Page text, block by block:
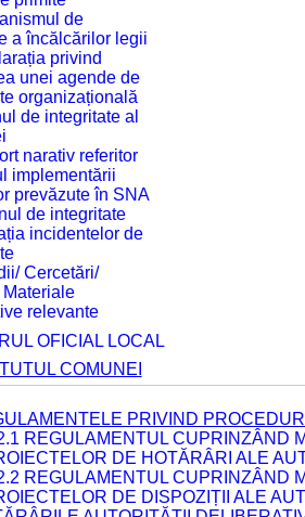
de
a încălcărilor legii
privind
unei agende de
organizațională
de integritate al
narativ referitor
implementării
prevăzute în SNA
de integritate
incidentelor de
Cercetări/
relevante
OFICIAL LOCAL
COMUNEI
PRIVIND
REGULAMENTUL CUPRINZÂND
DE HOTĂRÂRI ALE
REGULAMENTUL CUPRINZÂND
DE DISPOZIȚII ALE